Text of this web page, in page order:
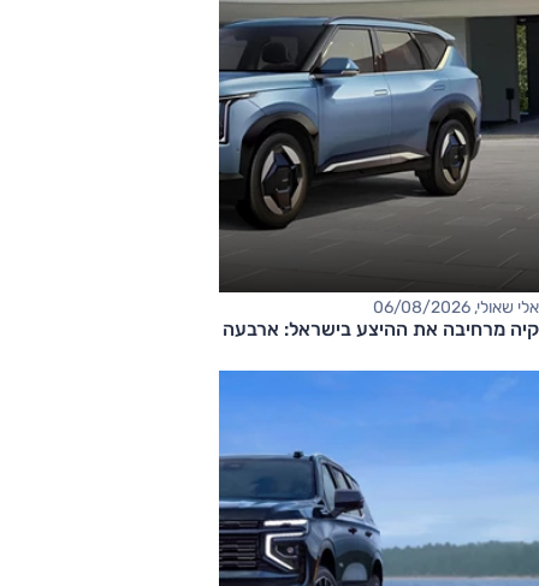
אלי שאולי, 06/08/2026
קיה מרחיבה את ההיצע בישראל: ארבעה דגמים חדשים בדרך